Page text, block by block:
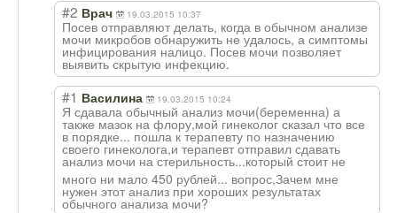
#2 Врач 19.03.2015 10:37
Посев отправляют делать, когда в обычном анализе
мочи микробов обнаружить не удалось, а симптомы
инфицирования налицо. Посев мочи позволяет
выявить скрытую инфекцию.
#1 Василина 19.03.2015 10:24
Я сдавала обычный анализ мочи(беременна) а
также мазок на флору,мой гинеколог сказал что все
в порядке... пошла к терапевту по назначению
своего гинеколога,и терапевт отправил сдавать
анализ мочи на стерильность...который стоит не
много ни мало 450 рублей... вопрос,Зачем мне
нужен этот анализ при хороших результатах
обычного анализа мочи?